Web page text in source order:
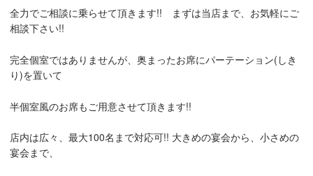
全力でご相談に乗らせて頂きます!! まずは当店まで、お気軽にご
相談下さい!!
完全個室ではありませんが、奥まったお席にパーテーション(しき
り)を置いて
半個室風のお席もご用意させて頂きます!!
店内は広々、最大100名まで対応可!! 大きめの宴会から、小さめの
宴会まで、